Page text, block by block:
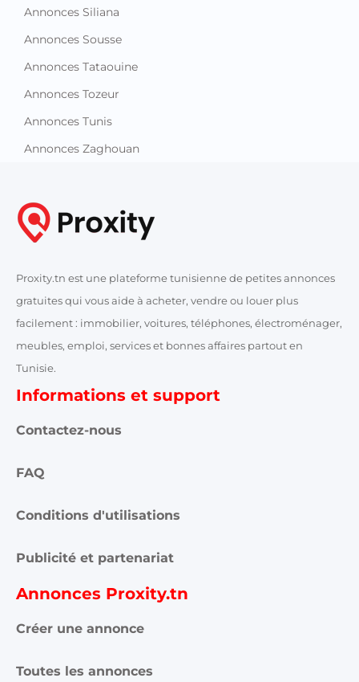
Annonces Siliana
Annonces Sousse
Annonces Tataouine
Annonces Tozeur
Annonces Tunis
Annonces Zaghouan
Proxity.tn est une plateforme tunisienne de petites annonces
gratuites qui vous aide à acheter, vendre ou louer plus
facilement : immobilier, voitures, téléphones, électroménager,
meubles, emploi, services et bonnes affaires partout en
Tunisie.
Informations et support
Contactez-nous
FAQ
Conditions d'utilisations
Publicité et partenariat
Annonces Proxity.tn
Créer une annonce
Toutes les annonces